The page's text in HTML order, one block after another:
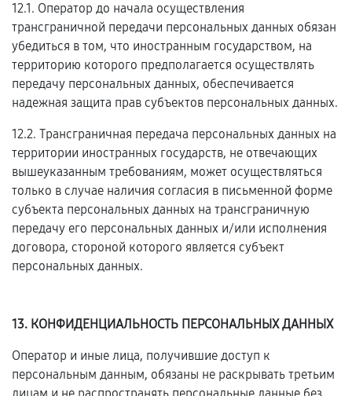
12.1. Оператор до начала осуществления
трансграничной передачи персональных данных обязан
убедиться в том, что иностранным государством, на
территорию которого предполагается осуществлять
передачу персональных данных, обеспечивается
надежная защита прав субъектов персональных данных.
12.2. Трансграничная передача персональных данных на
территории иностранных государств, не отвечающих
вышеуказанным требованиям, может осуществляться
только в случае наличия согласия в письменной форме
субъекта персональных данных на трансграничную
передачу его персональных данных и/или исполнения
договора, стороной которого является субъект
персональных данных.
13. КОНФИДЕНЦИАЛЬНОСТЬ ПЕРСОНАЛЬНЫХ ДАННЫХ
Оператор и иные лица, получившие доступ к
персональным данным, обязаны не раскрывать третьим